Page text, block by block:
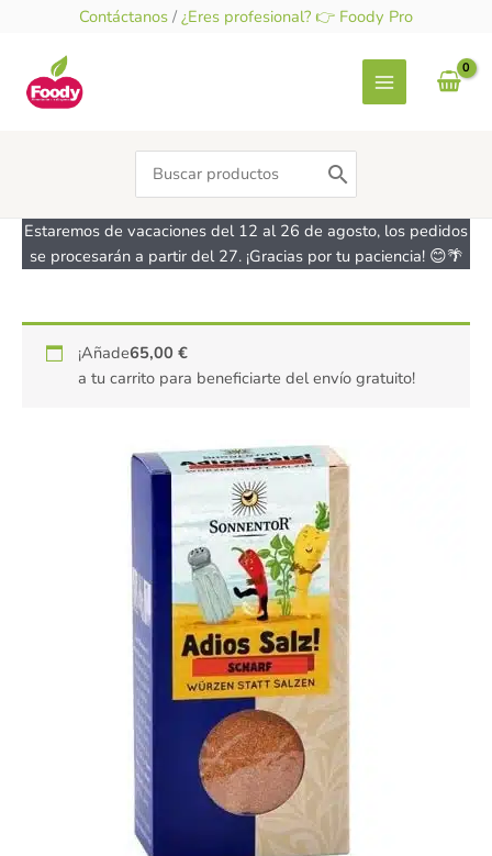
contenido
Contáctanos / ¿Eres profesional? 👉 Foody Pro
Search
for:
Estaremos de vacaciones del 12 al 26 de agosto, los pedidos
se procesarán a partir del 27. ¡Gracias por tu paciencia! 😊🌴
¡Añade65,00€
a tu carrito para beneficiarte del envío gratuito!
Adios
Sal!
Picante